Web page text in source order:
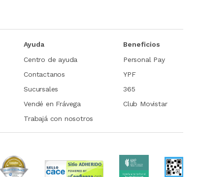
Ayuda
Centro de ayuda
Contactanos
Sucursales
Vendé en Frávega
Trabajá con nosotros
Beneficios
Personal Pay
YPF
365
Club Movistar